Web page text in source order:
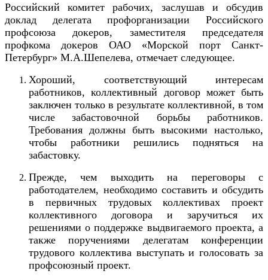
Российский комитет рабочих, заслушав и обсудив
доклад делегата профорганизации Российского
профсоюза докеров, заместителя председателя
профкома докеров ОАО «Морской порт Санкт-
Петербург» М.А.Шепелева, отмечает следующее.
Хороший, соответствующий интересам
работников, коллективный договор может быть
заключен только в результате коллективной, в том
числе забастовочной борьбы работников.
Требования должны быть высокими настолько,
чтобы работники решились подняться на
забастовку.
Прежде, чем выходить на переговоры с
работодателем, необходимо составить и обсудить
в первичных трудовых коллективах проект
коллективного договора и заручиться их
решениями о поддержке выдвигаемого проекта, а
также поручениями делегатам конференции
трудового коллектива выступать и голосовать за
профсоюзный проект.